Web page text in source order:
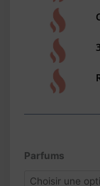
Parfums
quantité